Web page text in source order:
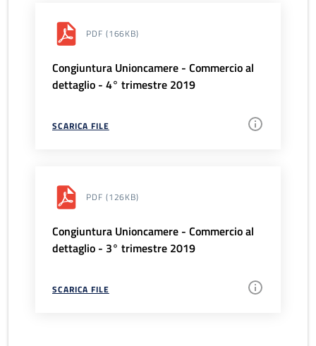
PDF (166KB)
Congiuntura Unioncamere - Commercio al
dettaglio - 4° trimestre 2019
SCARICA FILE
PDF (126KB)
Congiuntura Unioncamere - Commercio al
dettaglio - 3° trimestre 2019
SCARICA FILE